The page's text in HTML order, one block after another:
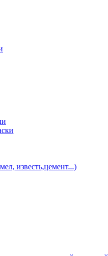
известь,цемент...)